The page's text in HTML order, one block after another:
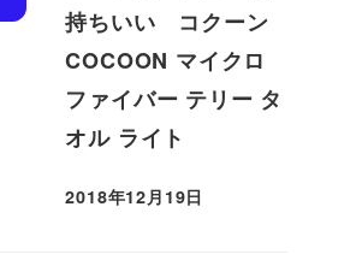
持ちいい コクーン
COCOON マイクロ
ファイバー テリー タ
オル ライト
投稿日
2018年12月19日